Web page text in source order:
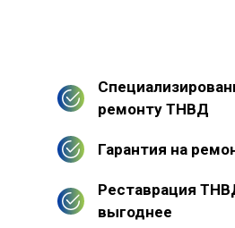
ремонту ТНВД
Гарантия на
Реставрация
выгоднее